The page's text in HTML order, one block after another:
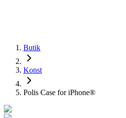
Butik
Konst
Polis Case for iPhone®